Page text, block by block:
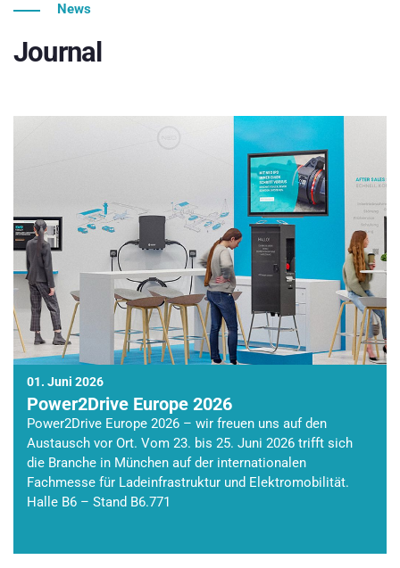
News
Journal
01. Juni 2026
Power2Drive Europe 2026
Power2Drive Europe 2026 – wir freuen uns auf den
Austausch vor Ort. Vom 23. bis 25. Juni 2026 trifft sich
die Branche in München auf der internationalen
Fachmesse für Ladeinfrastruktur und Elektromobilität.
Halle B6 – Stand B6.771